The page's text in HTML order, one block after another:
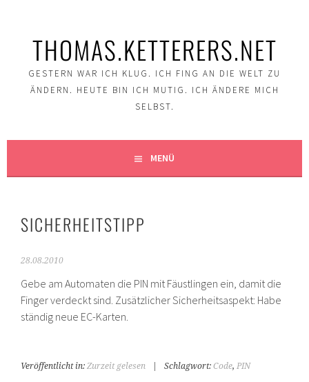
THOMAS.KETTERERS.NET
GESTERN WAR ICH KLUG. ICH FING AN DIE WELT ZU
ÄNDERN. HEUTE BIN ICH MUTIG. ICH ÄNDERE MICH
SELBST.
MENÜ
SICHERHEITSTIPP
28.08.2010
Gebe am Automaten die PIN mit Fäustlingen ein, damit die
Finger verdeckt sind. Zusätzlicher Sicherheitsaspekt: Habe
ständig neue EC-Karten.
Veröffentlicht in:Zurzeit gelesen Schlagwort:Code,PIN